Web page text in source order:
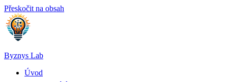
Přeskočit na obsah
Byznys Lab
Úvod